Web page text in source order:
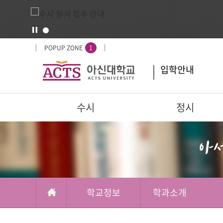
POPUP ZONE 1
입학안내
서
수시 정시
부가메뉴
학교정보
미
학교정보 학과소개